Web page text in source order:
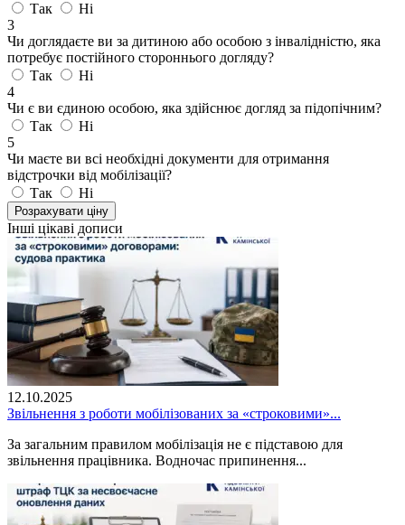
Так
Ні
3
Чи доглядаєте ви за дитиною або особою з інвалідністю, яка
потребує постійного стороннього догляду?
Так
Ні
4
Чи є ви єдиною особою, яка здійснює догляд за підопічним?
Так
Ні
5
Чи маєте ви всі необхідні документи для отримання
відстрочки від мобілізації?
Так
Ні
Розрахувати ціну
Інші цікаві дописи
12.10.2025
Звільнення з роботи мобілізованих за «строковими»...
За загальним правилом мобілізація не є підставою для
звільнення працівника. Водночас припинення...